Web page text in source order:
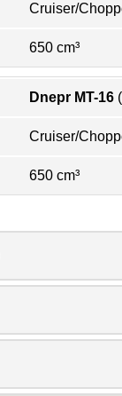
Cruiser/
650 cm³
Dnepr MT-16
Cruiser/
650 cm³